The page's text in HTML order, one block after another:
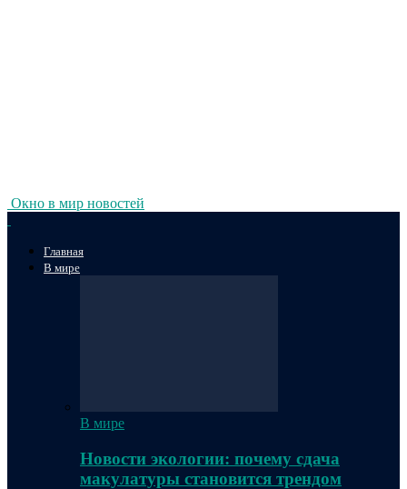
Окно в мир новостей
Главная
В мире
В мире
Новости экологии: почему сдача
макулатуры становится трендом